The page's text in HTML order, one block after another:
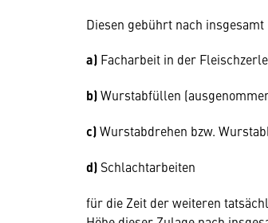
Diesen gebührt nach
a) Facharbeit in der
b)Wurstabfüllen
c)Wurstabdrehen bzw.
d) Schlachtarbeiten
für die Zeit der weiteren